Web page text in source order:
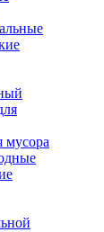
мусора